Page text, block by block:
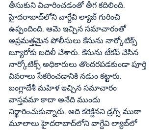
తీసుకుని విచారించడంతో తీగ కదిలింది.
హైదరాబాద్‌లోని వాగ్దేవి ల్యాబ్‌ గురించి
ఉప్పందింది. ఆమె ఇచ్చిన సమాచారంతో
అప్రమత్తమైన పోలీసులు కేసును నార్కోటిక్స్‌
బ్యూరోకు బదిలీ చేశారు. కేసును టేకప్‌ చేసిన
నార్కోటిక్స్‌ అధికారులు తొందరపడకుండా పూర్తి
వివరాలు సేకరించడానికి నడుం కట్టారు.
బంగ్లాదేశీ మహిళ ఇచ్చిన సమాచారం
వాస్తవమా కాదా అనేది ముందు
నిర్థారించుకున్నారు. అది కరెక్టేనని డ్రగ్స్‌ ముఠా
మూలాలు హైదరాబాద్‌లోని వాగ్దేవి ల్యాబ్‌లో